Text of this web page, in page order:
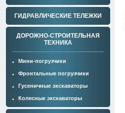
ГИДРАВЛИЧЕСКИЕ ТЕЛЕЖКИ
ДОРОЖНО-СТРОИТЕЛЬНАЯ
ТЕХНИКА
Мини-погрузчики
Фронтальные погрузчики
Гусеничные экскаваторы
Колесные экскаваторы